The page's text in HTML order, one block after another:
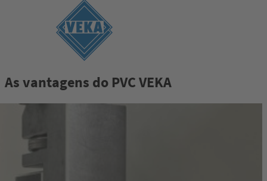
As vantagens do PVC VEKA